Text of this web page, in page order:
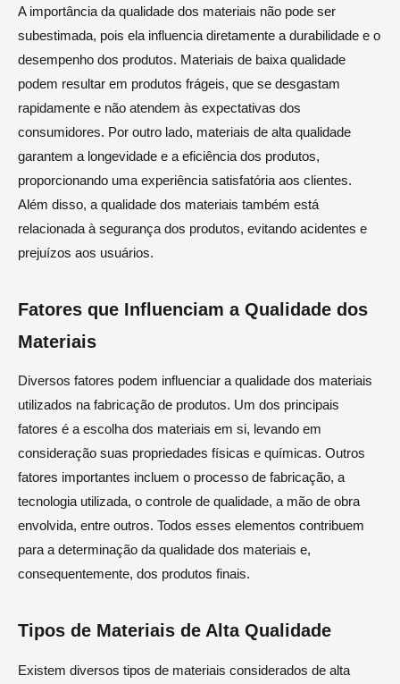
A importância da qualidade dos materiais não pode ser
subestimada, pois ela influencia diretamente a durabilidade e o
desempenho dos produtos. Materiais de baixa qualidade
podem resultar em produtos frágeis, que se desgastam
rapidamente e não atendem às expectativas dos
consumidores. Por outro lado, materiais de alta qualidade
garantem a longevidade e a eficiência dos produtos,
proporcionando uma experiência satisfatória aos clientes.
Além disso, a qualidade dos materiais também está
relacionada à segurança dos produtos, evitando acidentes e
prejuízos aos usuários.
Fatores que Influenciam a Qualidade dos
Materiais
Diversos fatores podem influenciar a qualidade dos materiais
utilizados na fabricação de produtos. Um dos principais
fatores é a escolha dos materiais em si, levando em
consideração suas propriedades físicas e químicas. Outros
fatores importantes incluem o processo de fabricação, a
tecnologia utilizada, o controle de qualidade, a mão de obra
envolvida, entre outros. Todos esses elementos contribuem
para a determinação da qualidade dos materiais e,
consequentemente, dos produtos finais.
Tipos de Materiais de Alta Qualidade
Existem diversos tipos de materiais considerados de alta